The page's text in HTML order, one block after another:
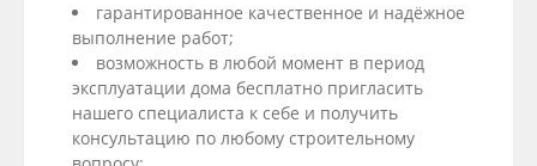
гарантированное качественное и надёжное
выполнение работ;
возможность в любой момент в период
эксплуатации дома бесплатно пригласить
нашего специалиста к себе и получить
консультацию по любому строительному